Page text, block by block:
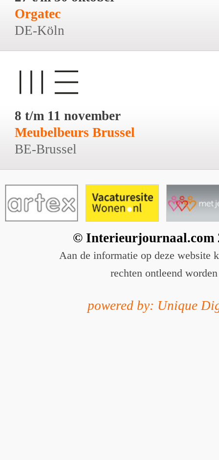
Orgatec
DE-Köln
8 t/m 11 november
Meubelbeurs Brussel
BE-Brussel
© Interieurjournaal.com
Aan de informatie op deze website
rechten ontleend worden
powered by: Unique